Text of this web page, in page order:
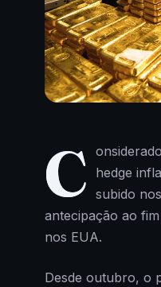
C
hedge
subido
antecipação ao
nos EUA.
Desde outubro, o